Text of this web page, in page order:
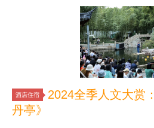
酒店住宿
2024全季人文大赏
丹亭》